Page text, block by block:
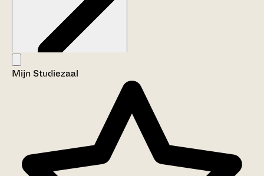
Aanwijzingen voor de gebruiker
Mijn Studiezaal